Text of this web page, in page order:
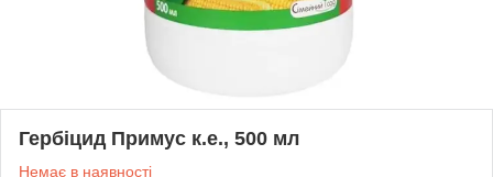
Гербіцид Примус к.е., 500 мл
Немає в наявності